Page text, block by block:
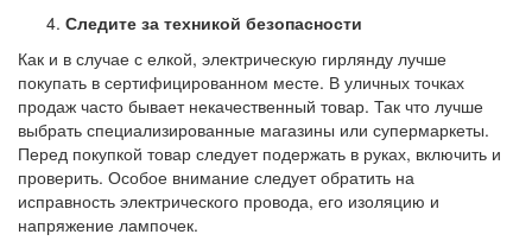
Следите за техникой безопасности
Как и в случае с елкой, электрическую гирлянду лучше
покупать в сертифицированном месте. В уличных точках
продаж часто бывает некачественный товар. Так что лучше
выбрать специализированные магазины или супермаркеты.
Перед покупкой товар следует подержать в руках, включить и
проверить. Особое внимание следует обратить на
исправность электрического провода, его изоляцию и
напряжение лампочек.